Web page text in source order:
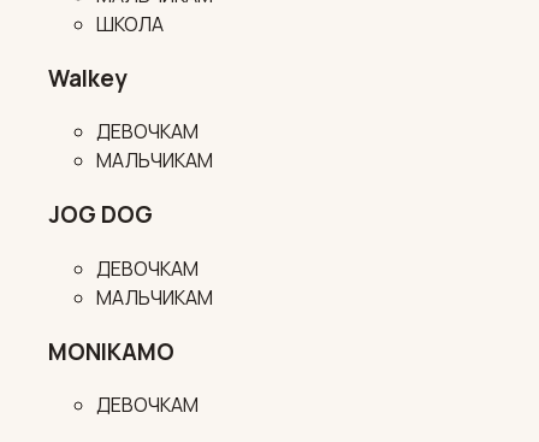
ШКОЛА
Walkey
ДЕВОЧКАМ
МАЛЬЧИКАМ
JOG DOG
ДЕВОЧКАМ
МАЛЬЧИКАМ
MONIKAMO
ДЕВОЧКАМ